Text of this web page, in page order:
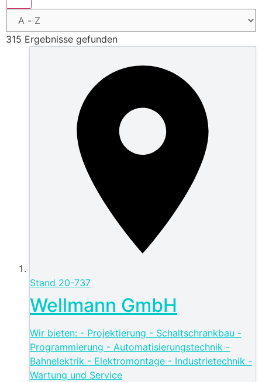
315 Ergebnisse gefunden
Stand 20-737
Wellmann GmbH
Wir bieten: - Projektierung - Schaltschrankbau -
Programmierung - Automatisierungstechnik -
Bahnelektrik - Elektromontage - Industrietechnik -
Wartung und Service